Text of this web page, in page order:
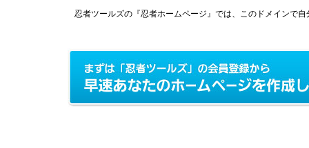
忍者ツールズの『忍者ホームページ』では、このドメインで